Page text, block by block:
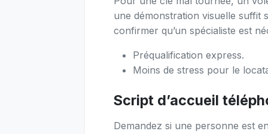
une démonstration visuelle suffit
confirmer qu’un spécialiste est
Préqualification express.
Moins de stress pour le
Script d’accueil
Demandez si une personne est